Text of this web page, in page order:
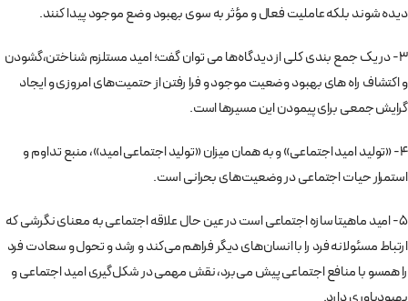
دیده شوند بلکه عاملیت فعال و مؤثر به سوی بهبود وضع موجود پیدا کنند.
3- در یک جمع بندی کلی از دیدگاه‌ها می توان گفت؛ امید مستلزم شناختن،گشودن
و اکتشاف راه های بهبود وضعیت موجود و فرا رفتن از حتمیت‌های امروزی و ایجاد
گرایش جمعی برای پیمودن این مسیرها است.
4- «تولید امید اجتماعی» و به همان میزان «تولید اجتماعی امید»، منبع تداوم و
استمرار حیات اجتماعی در وضعیت‌های بحرانی است.
5- امید ماهیتا سازه اجتماعی است در عین حال علاقه اجتماعی به معنای نگرشی که
ارتباط مسئولانه فرد را با انسان‌های دیگر فراهم می‌کند و رشد و تحول و سعادت فرد
را همسو با منافع اجتماعی پیش می‌برد، نقش مهمی در شکل‌گیری امید اجتماعی و